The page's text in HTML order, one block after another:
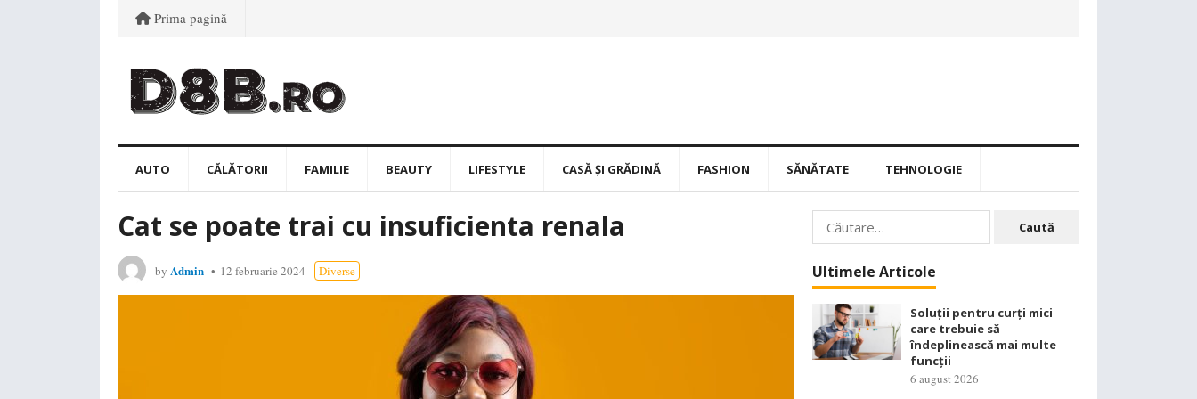
Prima pagină
AUTO CĂLĂTORII FAMILIE BEAUTY LIFESTYLE CASĂ ȘI GRĂDINĂ FASHION SĂNĂTATE TEHNOLOGIE
Cat se poate trai cu insuficienta renala
by Admin 12 februarie 2024 Diverse
Caută
după:
Ultimele Articole
Soluții pentru curți mici
care trebuie să
îndeplinească mai multe
funcții
6 august 2026